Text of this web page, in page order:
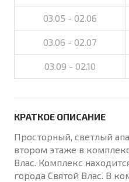
03.05 - 02.06
03.06 - 02.07
03.09 - 02.10
КРАТКОЕ ОПИСАНИЕ
Просторный, светлый
втором этаже в
Влас. Комплекс
города Святой Влас. В